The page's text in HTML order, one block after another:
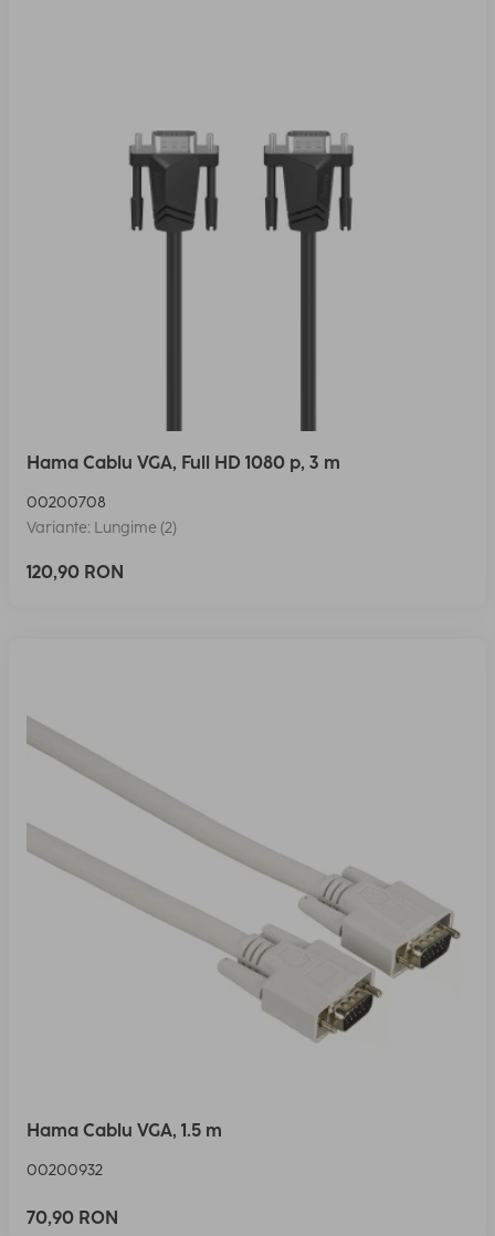
Hama Cablu VGA, Full HD 1080 p, 3 m
00200708
Variante: Lungime (2)
120,90 RON
Hama Cablu VGA, 1.5 m
00200932
70,90 RON